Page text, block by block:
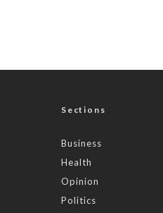
Sections
Business
Health
Opinion
Politics